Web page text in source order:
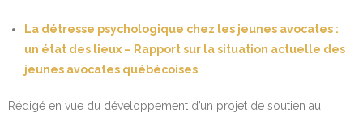
La détresse psychologique chez les jeunes avocates :
un état des lieux – Rapport sur la situation actuelle des
jeunes avocates québécoises
Rédigé en vue du développement d’un projet de soutien au